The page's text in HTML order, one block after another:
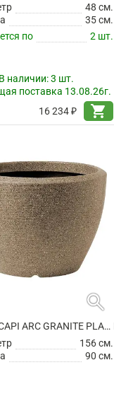
48 см.
35 см.
по
2 шт.
наличии:3 шт.
поставка 13.08.26г.
16 234 ₽
shopping_cart
search
КАШПО CAPI ARC GRANITE PLANTER BALL WARM TAUPE
156 см.
90 см.